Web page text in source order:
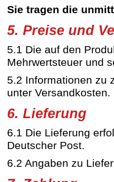
Sie tragen die
5. Preise und
5.1 Die auf den
Mehrwertsteuer und
5.2 Informationen zu
unter Versandkosten.
6. Lieferung
6.1 Die Lieferung
Deutscher Post.
6.2 Angaben zu